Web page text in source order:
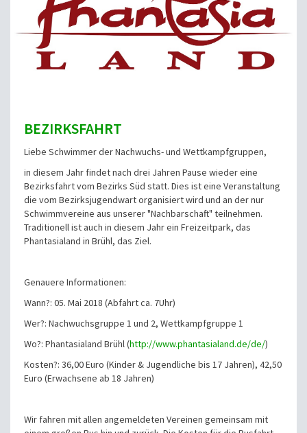
BEZIRKSFAHRT
Liebe Schwimmer der Nachwuchs- und Wettkampfgruppen,
in diesem Jahr findet nach drei Jahren Pause wieder eine
Bezirksfahrt vom Bezirks Süd statt. Dies ist eine Veranstaltung
die vom Bezirksjugendwart organisiert wird und an der nur
Schwimmvereine aus unserer "Nachbarschaft" teilnehmen.
Traditionell ist auch in diesem Jahr ein Freizeitpark, das
Phantasialand in Brühl, das Ziel.
Genauere Informationen:
Wann?: 05. Mai 2018 (Abfahrt ca. 7Uhr)
Wer?: Nachwuchsgruppe 1 und 2, Wettkampfgruppe 1
Wo?: Phantasialand Brühl (http://www.phantasialand.de/de/)
Kosten?: 36,00 Euro (Kinder & Jugendliche bis 17 Jahren), 42,50
Euro (Erwachsene ab 18 Jahren)
Wir fahren mit allen angemeldeten Vereinen gemeinsam mit